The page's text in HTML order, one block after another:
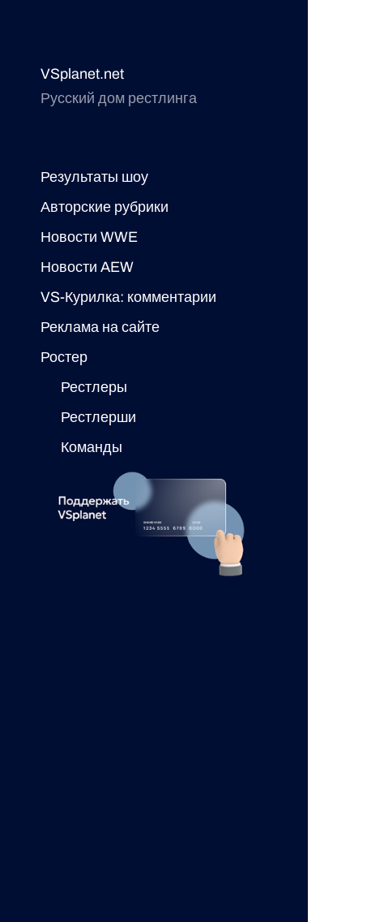
VSplanet.net
Русский дом рестлинга
Результаты шоу
Авторские рубрики
Новости WWE
Новости AEW
VS-Курилка: комментарии
Реклама на сайте
Ростер
Рестлеры
Рестлерши
Команды